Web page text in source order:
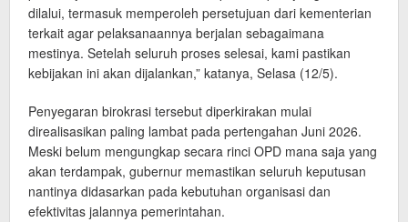
dilalui, termasuk memperoleh persetujuan dari kementerian
terkait agar pelaksanaannya berjalan sebagaimana
mestinya. Setelah seluruh proses selesai, kami pastikan
kebijakan ini akan dijalankan,” katanya, Selasa (12/5).
Penyegaran birokrasi tersebut diperkirakan mulai
direalisasikan paling lambat pada pertengahan Juni 2026.
Meski belum mengungkap secara rinci OPD mana saja yang
akan terdampak, gubernur memastikan seluruh keputusan
nantinya didasarkan pada kebutuhan organisasi dan
efektivitas jalannya pemerintahan.